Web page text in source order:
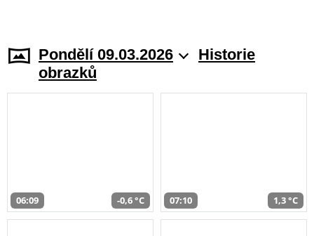
Pondělí 09.03.2026
Historie
obrazků
06:09 -0,6 °C 07:10 1,3 °C